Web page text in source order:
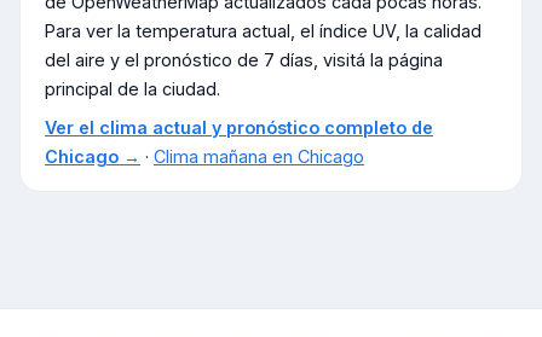
Para ver la temperatura actual, el índice UV, la calidad
del aire y el pronóstico de 7 días, visitá la página
principal de la ciudad.
Ver el clima actual y pronóstico completo de
Chicago → · Clima mañana en Chicago